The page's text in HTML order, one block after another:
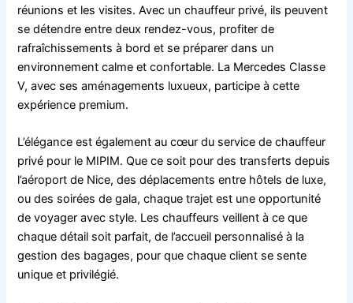
réunions et les visites. Avec un chauffeur privé, ils peuvent
se détendre entre deux rendez-vous, profiter de
rafraîchissements à bord et se préparer dans un
environnement calme et confortable. La Mercedes Classe
V, avec ses aménagements luxueux, participe à cette
expérience premium.
L’élégance est également au cœur du service de chauffeur
privé pour le MIPIM. Que ce soit pour des transferts depuis
l’aéroport de Nice, des déplacements entre hôtels de luxe,
ou des soirées de gala, chaque trajet est une opportunité
de voyager avec style. Les chauffeurs veillent à ce que
chaque détail soit parfait, de l’accueil personnalisé à la
gestion des bagages, pour que chaque client se sente
unique et privilégié.